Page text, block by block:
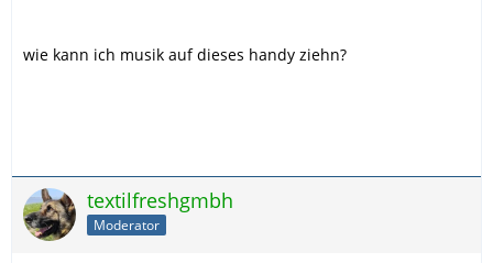
wie kann ich musik auf dieses handy ziehn?
textilfreshgmbh
Moderator